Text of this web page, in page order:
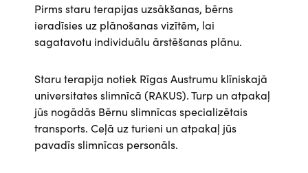
Pirms staru terapijas uzsākšanas, bērns
ieradīsies uz plānošanas vizītēm, lai
sagatavotu individuālu ārstēšanas plānu.
Staru terapija notiek Rīgas Austrumu klīniskajā
universitates slimnīcā (RAKUS). Turp un atpakaļ
jūs nogādās Bērnu slimnīcas specializētais
transports. Ceļā uz turieni un atpakaļ jūs
pavadīs slimnīcas personāls.